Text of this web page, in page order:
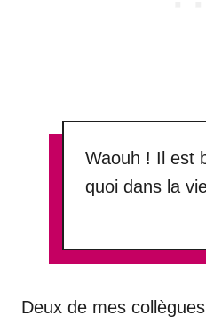
Waouh ! Il est
quoi dans la
Deux de mes